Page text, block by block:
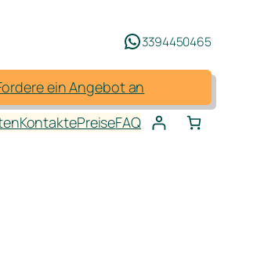
3394450465
ein Angebot an
KontaktePreiseFAQ